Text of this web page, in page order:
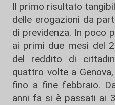
Il primo risultato
delle erogazioni da
di previdenza. In poco
ai primi due mesi del
del reddito di
quattro volte a
fino a fine febbraio.
anni fa si è passati ai